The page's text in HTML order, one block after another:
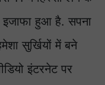
हुआ है. सपना
सुर्खियों में बने
इंटरनेट पर